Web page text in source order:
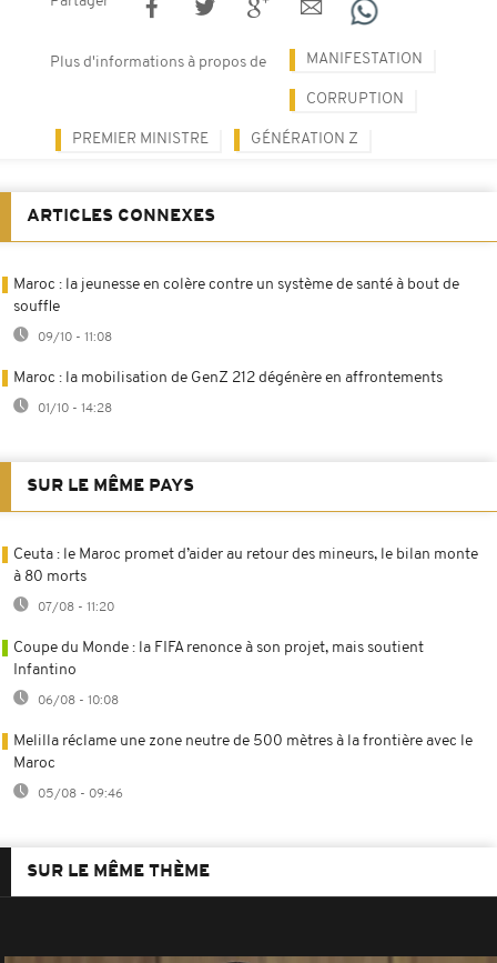
Plus d'informations à propos de MANIFESTATION
CORRUPTION
PREMIER MINISTRE GÉNÉRATION Z
ARTICLES CONNEXES
Maroc : la jeunesse en colère contre un système de santé à bout de
souffle
09/10 - 11:08
Maroc : la mobilisation de GenZ 212 dégénère en affrontements
01/10 - 14:28
SUR LE MÊME PAYS
Ceuta : le Maroc promet d’aider au retour des mineurs, le bilan monte
à 80 morts
07/08 - 11:20
Coupe du Monde : la FIFA renonce à son projet, mais soutient
Infantino
06/08 - 10:08
Melilla réclame une zone neutre de 500 mètres à la frontière avec le
Maroc
05/08 - 09:46
SUR LE MÊME THÈME